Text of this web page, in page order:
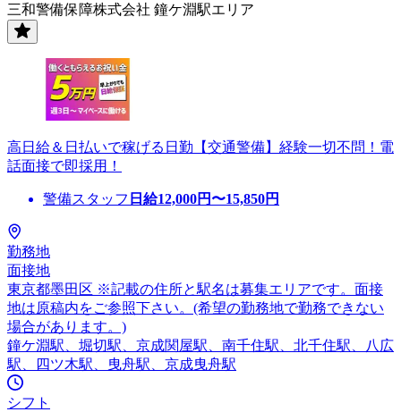
三和警備保障株式会社 鐘ケ淵駅エリア
高日給＆日払いで稼げる日勤【交通警備】経験一切不問！電
話面接で即採用！
警備スタッフ 日給12,000円〜15,850円
勤務地
面接地
東京都墨田区 ※記載の住所と駅名は募集エリアです。面接
地は原稿内をご参照下さい。(希望の勤務地で勤務できない
場合があります。)
鐘ケ淵駅、堀切駅、京成関屋駅、南千住駅、北千住駅、八広
駅、四ツ木駅、曳舟駅、京成曳舟駅
シフト